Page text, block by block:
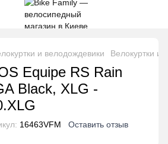
и велодождевики Велокуртки и
Equipe RS Rain
Black, XLG -
16463VFM Оставить отзыв